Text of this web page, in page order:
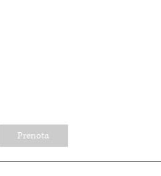
Prenota